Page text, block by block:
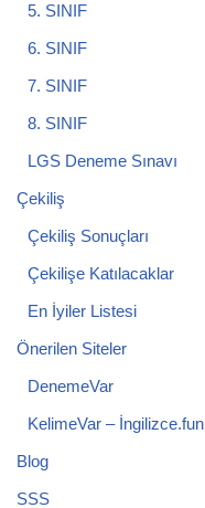
5. SINIF
6. SINIF
7. SINIF
8. SINIF
LGS Deneme Sınavı
Çekiliş
Çekiliş Sonuçları
Çekilişe Katılacaklar
En İyiler Listesi
Önerilen Siteler
DenemeVar
KelimeVar – İngilizce.fun
Blog
SSS